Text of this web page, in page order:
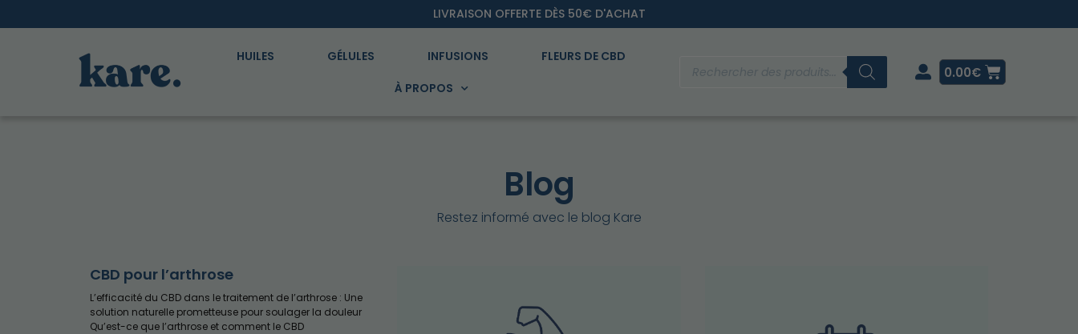
LIVRAISON OFFERTE DÈS 50€ D'ACHAT
HUILES GÉLULES INFUSIONS
FLEURS DE CBD
À PROPOS
0.00€
Blog
Restez informé avec le blog Kare
CBD pour l’arthrose
L’efficacité du CBD dans le traitement de l’arthrose : Une
solution naturelle prometteuse pour soulager la douleur
Qu’est-ce que l’arthrose et comment le CBD